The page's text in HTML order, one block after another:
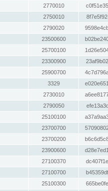
2770010
2750010
2790020
23500600
25700100
23300900
25900700
3329
2730010
2790050
25100100
23700700
23700200
23900600
27100370
27100700
25100300